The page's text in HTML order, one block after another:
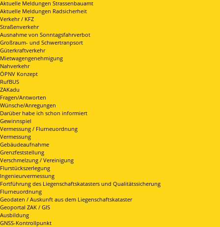
Aktuelle Meldungen Strassenbauamt
Aktuelle Meldungen Radsicherheit
Verkehr / KFZ
Straßenverkehr
Ausnahme von Sonntagsfahrverbot
Großraum- und Schwertranpsort
Güterkraftverkehr
Mietwagengenehmigung
Nahverkehr
ÖPNV Konzept
RufBUS
ZAKadu
Fragen/Antworten
Wünsche/Anregungen
Darüber habe ich schon informiert
Gewinnspiel
Vermessung / Flurneuordnung
Vermessung
Gebäudeaufnahme
Grenzfeststellung
Verschmelzung / Vereinigung
Flurstückszerlegung
Ingenieurvermessung
Fortführung des Liegenschaftskatasters und Qualitätssicherung
Flurneuordnung
Geodaten / Auskunft aus dem Liegenschaftskataster
Geoportal ZAK / GIS
Ausbildung
GNSS-Kontrollpunkt